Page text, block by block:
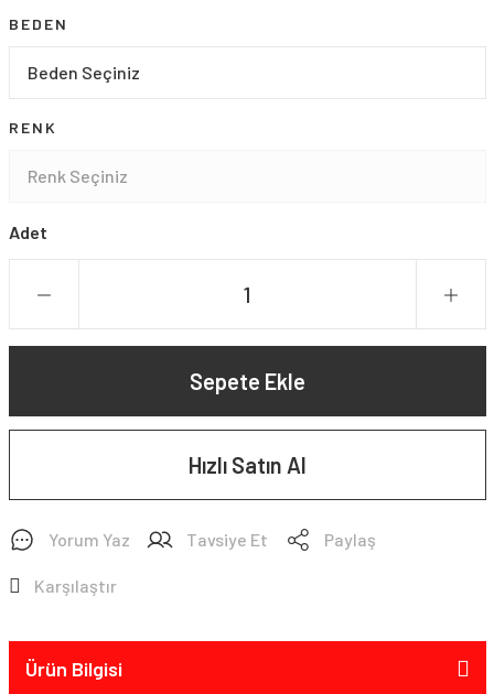
BEDEN
RENK
Adet
Sepete Ekle
Hızlı Satın Al
Yorum Yaz Tavsiye Et Paylaş
Karşılaştır
Ürün Bilgisi